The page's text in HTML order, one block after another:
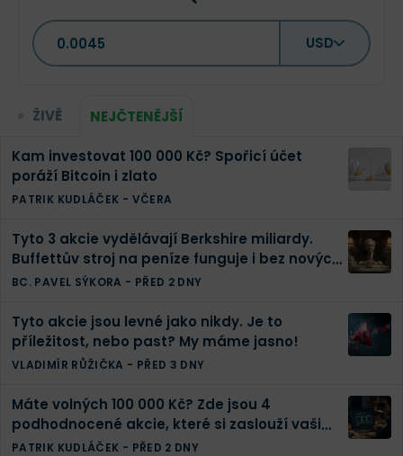
USD
ŽIVĚ NEJČTENĚJŠÍ
Kam investovat 100 000 Kč? Spořicí účet
poráží Bitcoin i zlato
PATRIK KUDLÁČEK - VČERA
Tyto 3 akcie vydělávají Berkshire miliardy.
Buffettův stroj na peníze funguje i bez nových
investic
BC. PAVEL SÝKORA - PŘED 2 DNY
Tyto akcie jsou levné jako nikdy. Je to
příležitost, nebo past? My máme jasno!
VLADIMÍR RŮŽIČKA - PŘED 3 DNY
Máte volných 100 000 Kč? Zde jsou 4
podhodnocené akcie, které si zaslouží vaši
pozornost
PATRIK KUDLÁČEK - PŘED 2 DNY